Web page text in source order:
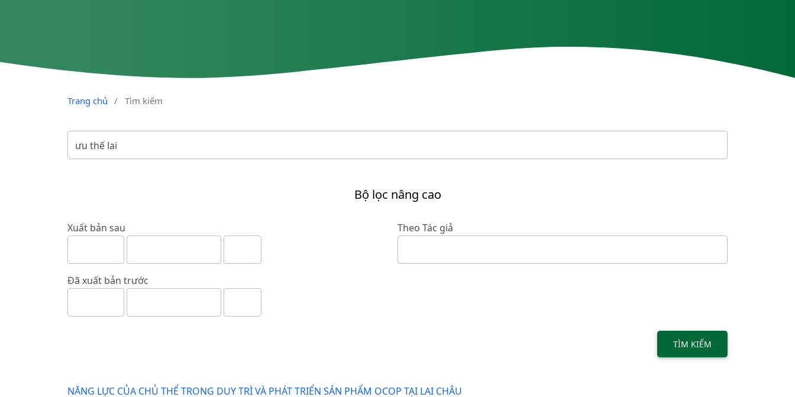
Trang chủ / Tìm kiếm
Bộ lọc nâng cao
Xuất bản sau
Đã xuất bản trước
Theo Tác giả
TÌM KIẾM
NĂNG LỰC CỦA CHỦ THỂ TRONG DUY TRÌ VÀ PHÁT TRIỂN SẢN PHẨM OCOP TẠI LAI CHÂU